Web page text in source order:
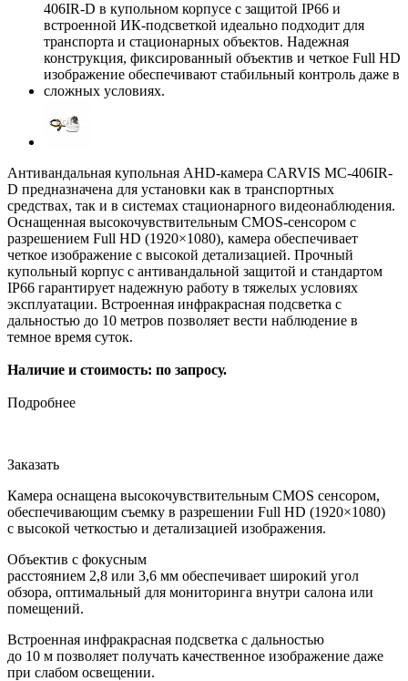
Антивандальная купольная AHD-камера CARVIS MC-406IR-
D предназначена для установки как в транспортных
средствах, так и в системах стационарного видеонаблюдения.
Оснащенная высокочувствительным CMOS-сенсором с
разрешением Full HD (1920×1080), камера обеспечивает
четкое изображение с высокой детализацией. Прочный
купольный корпус с антивандальной защитой и стандартом
IP66 гарантирует надежную работу в тяжелых условиях
эксплуатации. Встроенная инфракрасная подсветка с
дальностью до 10 метров позволяет вести наблюдение в
темное время суток.
Наличие и стоимость: по запросу.
Подробнее
Заказать
Камера оснащена высокочувствительным CMOS сенсором,
обеспечивающим съемку в разрешении Full HD (1920×1080)
с высокой четкостью и детализацией изображения.
Объектив с фокусным
расстоянием 2,8 или 3,6 мм обеспечивает широкий угол
обзора, оптимальный для мониторинга внутри салона или
помещений.
Встроенная инфракрасная подсветка с дальностью
до 10 м позволяет получать качественное изображение даже
при слабом освещении.